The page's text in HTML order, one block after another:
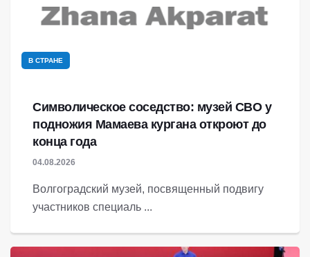
В СТРАНЕ
Символическое соседство: музей СВО у
подножия Мамаева кургана откроют до
конца года
04.08.2026
Волгоградский музей, посвященный подвигу
участников специаль ...